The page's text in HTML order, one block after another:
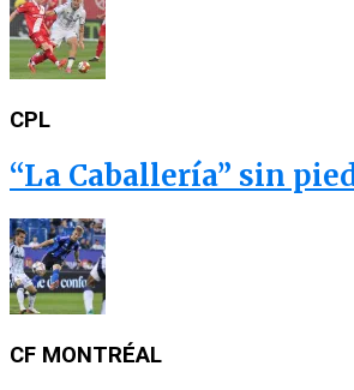
CPL
“La Caballería” sin
CF MONTRÉAL